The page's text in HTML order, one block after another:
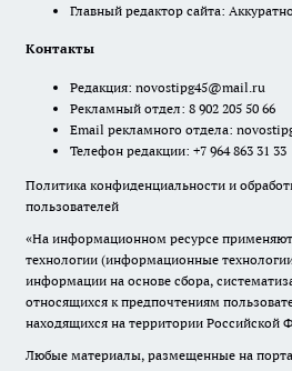
Главный редактор сайта:
Контакты
Редакция: novostipg45@mail.ru
Рекламный отдел: 8 902 205 50 66
Email рекламного отдела:
Телефон редакции: +7 964 863 31 33
Политика конфиденциальности и
пользователей
«На информационном ресурсе
технологии (информационные
информации на основе сбора,
относящихся к предпочтениям
находящихся на территории Российской
Любые материалы, размещенные на